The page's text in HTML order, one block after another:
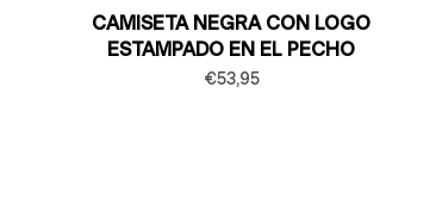
CAMISETA NEGRA CON LOGO
ESTAMPADO EN EL PECHO
€53,95